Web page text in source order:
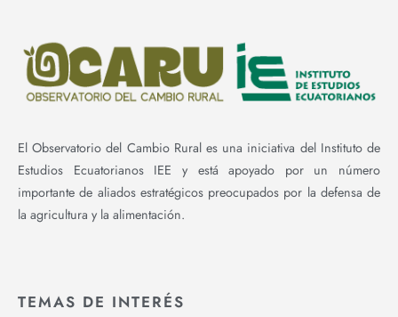
El Observatorio del Cambio Rural es una iniciativa del Instituto de
Estudios Ecuatorianos IEE y está apoyado por un número
importante de aliados estratégicos preocupados por la defensa de
la agricultura y la alimentación.
TEMAS DE INTERÉS